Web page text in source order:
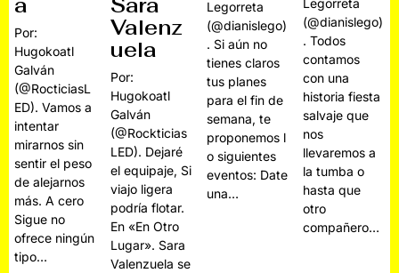
a
Por:
Hugokoatl
Galván
(@RocticiasL
ED). Vamos a
intentar
mirarnos sin
sentir el peso
de alejarnos
más. A cero
Sigue no
ofrece ningún
tipo…
Sara
Valenz
uela
Por:
Hugokoatl
Galván
(@Rockticias
LED). Dejaré
el equipaje, Si
viajo ligera
podría flotar.
En «En Otro
Lugar». Sara
Valenzuela se
Legorreta
(@dianislego)
. Si aún no
tienes claros
tus planes
para el fin de
semana, te
proponemos l
o siguientes
eventos: Date
una…
(@dianislego)
. Todos
contamos
con una
historia fiesta
salvaje que
nos
llevaremos a
la tumba o
hasta que
otro
compañero…